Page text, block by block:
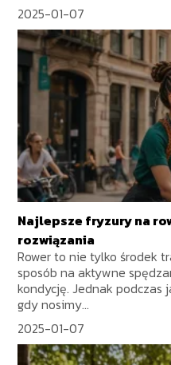
2025-01-07
Najlepsze fryzury na
rozwiązania
Rower to nie tylko środek
sposób na aktywne
kondycję. Jednak podczas
gdy nosimy...
2025-01-07